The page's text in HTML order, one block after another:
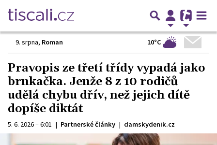
9. srpna, Roman 10°C
Pravopis ze třetí třídy vypadá jako
brnkačka. Jenže 8 z 10 rodičů
udělá chybu dřív, než jejich dítě
dopíše diktát
5. 6. 2026 – 6:01 | Partnerské články | damskydenik.cz